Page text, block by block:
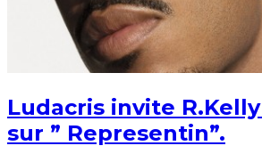
Ludacris invite
sur ” Representin”.